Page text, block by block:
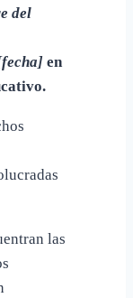
del
en
las